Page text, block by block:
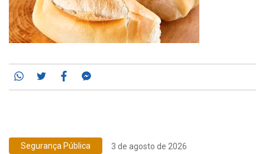
Whatsapp
TwitterFacebook
Segurança Pública 3 de agosto de 2026